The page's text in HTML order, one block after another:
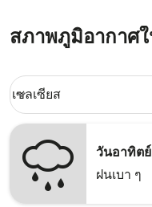
สภาพภูมิอากาศ
Weather unit option เซล
เซลเซียส
keyboard_arrow_down
วันอาทิตย์
ฝนเบา ๆ